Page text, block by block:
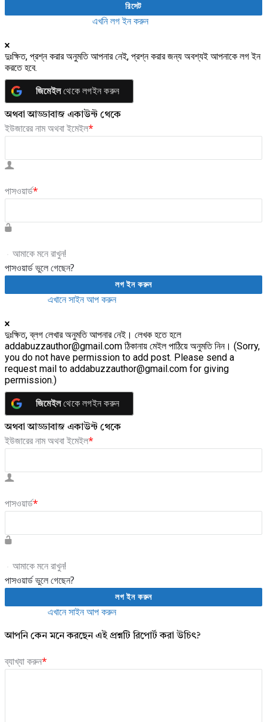
এখনি লগ ইন করুন
দুঃক্ষিত, প্রশ্ন করার অনুমতি আপনার নেই, প্রশ্ন করার জন্য অবশ্যই আপনাকে লগ ইন
করতে হবে.
জিমেইলথেকে লগইন করুন
অথবা আড্ডাবাজ একাউন্ট থেকে
ইউজারের নাম অথবা ইমেইল*
পাসওয়ার্ড*
আমাকে মনে রাখুন!
পাসওয়ার্ড ভুলে গেছেন?
এখানে সাইন আপ করুন
দুঃক্ষিত, ব্লগ লেখার অনুমতি আপনার নেই। লেখক হতে হলে
addabuzzauthor@gmail.com ঠিকানায় মেইল পাঠিয়ে অনুমতি নিন। (Sorry,
you do not have permission to add post. Please send a
request mail to addabuzzauthor@gmail.com for giving
permission.)
জিমেইলথেকে লগইন করুন
অথবা আড্ডাবাজ একাউন্ট থেকে
ইউজারের নাম অথবা ইমেইল*
পাসওয়ার্ড*
আমাকে মনে রাখুন!
পাসওয়ার্ড ভুলে গেছেন?
এখানে সাইন আপ করুন
আপনি কেন মনে করছেন এই প্রশ্নটি রিপোর্ট করা উচিৎ?
ব্যাখ্যা করুন*